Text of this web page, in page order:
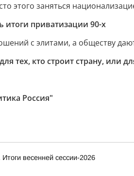
этого заняться
итоги приватизации 90-х
с элитами, а обществу
тех, кто строит страну, или
Россия"
весенней сессии-2026